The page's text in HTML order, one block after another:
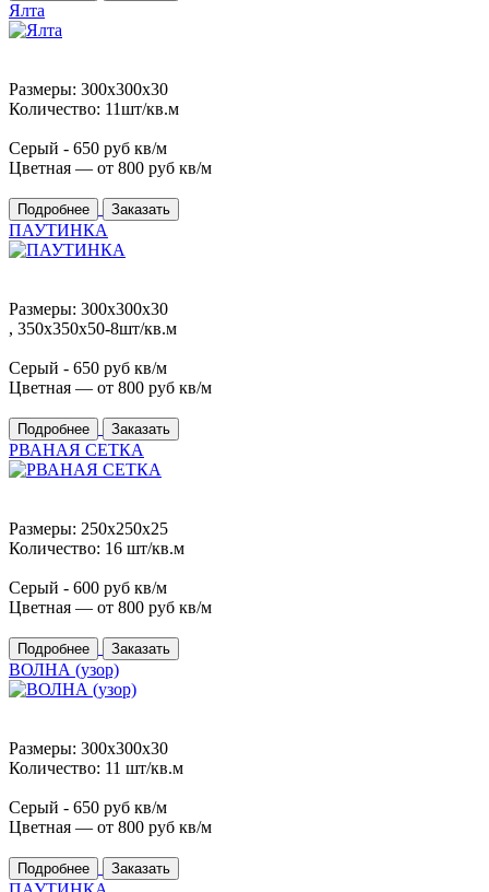
Ялта
Размеры: 300x300x30
Количество: 11шт/кв.м
Серый - 650 руб кв/м
Цветная — от 800 руб кв/м
Подробнее Заказать
ПАУТИНКА
Размеры: 300x300x30
, 350x350x50-8шт/кв.м
Серый - 650 руб кв/м
Цветная — от 800 руб кв/м
Подробнее Заказать
РВАНАЯ СЕТКА
Размеры: 250x250x25
Количество: 16 шт/кв.м
Серый - 600 руб кв/м
Цветная — от 800 руб кв/м
Подробнее Заказать
ВОЛНА (узор)
Размеры: 300x300x30
Количество: 11 шт/кв.м
Серый - 650 руб кв/м
Цветная — от 800 руб кв/м
Подробнее Заказать